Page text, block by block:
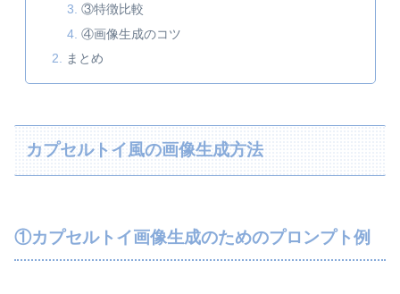
③特徴比較
④画像生成のコツ
まとめ
カプセルトイ風の画像生成方法
①カプセルトイ画像生成のためのプロンプト例